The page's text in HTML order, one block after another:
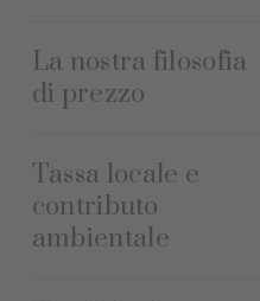
La nostra filosofia
di prezzo
Tassa locale e
contributo
ambientale